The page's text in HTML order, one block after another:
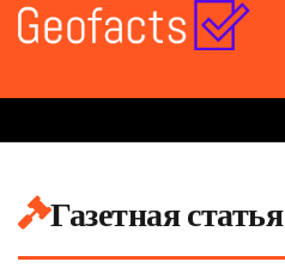
Газетная статья